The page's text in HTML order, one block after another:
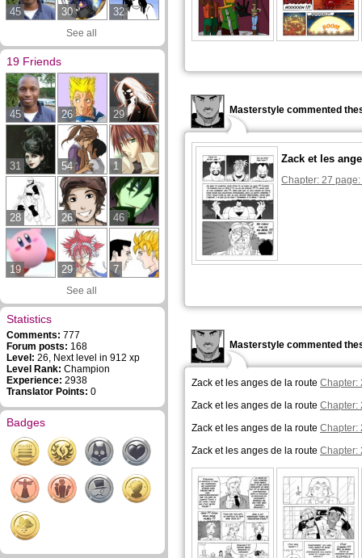
45 30 32
See all
19 Friends
45 26 29
31 54 1
28 26 46
19 29 7
See all
Statistics
Comments: 777
Forum posts: 168
Level: 26, Next level in 912 xp
Level Rank: Champion
Experience: 2938
Translator Points: 0
Badges
Masterstyle commented
Zack et les
Chapter: 27
Masterstyle commented
Zack et les anges de la route Chapter:
Zack et les anges de la route Chapter:
Zack et les anges de la route Chapter:
Zack et les anges de la route Chapter: